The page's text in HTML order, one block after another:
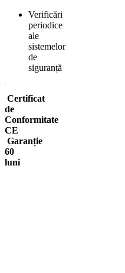
Verificări
periodice
ale
sistemelor
de
siguranță
Certificat
de
Conformitate
CE
Garanție
60
luni